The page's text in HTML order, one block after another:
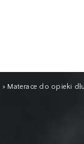
> Materace do opieki